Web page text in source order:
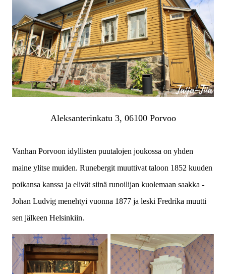
Aleksanterinkatu 3, 06100 Porvoo
Vanhan Porvoon idyllisten puutalojen joukossa on yhden
maine ylitse muiden. Runebergit muuttivat taloon 1852 kuuden
poikansa kanssa ja elivät siinä runoilijan kuolemaan saakka -
Johan Ludvig menehtyi vuonna 1877 ja leski Fredrika muutti
sen jälkeen Helsinkiin.